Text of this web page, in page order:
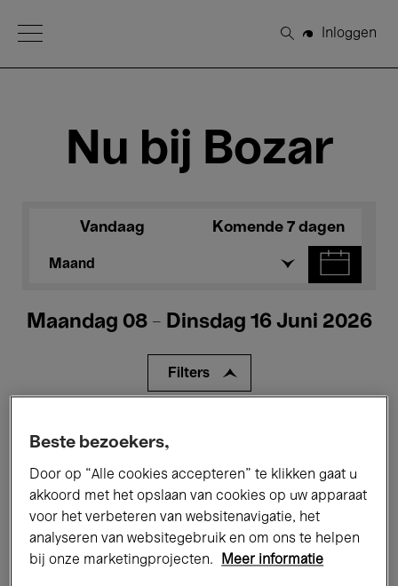
Open Menu
Zoeken
Inloggen
Nu bij Bozar
Vandaag Komende 7 dagen
Maand
Maandag 08 - Dinsdag 16 Juni 2026
Filters
Tentoonstellingen Films
Performances Lezingen & Debatten
Jazz Klassieke Muziek Global Music
Beste bezoekers,
Door op “Alle cookies accepteren” te klikken gaat u
akkoord met het opslaan van cookies op uw apparaat
voor het verbeteren van websitenavigatie, het
analyseren van websitegebruik en om ons te helpen
bij onze marketingprojecten.
Meer informatie